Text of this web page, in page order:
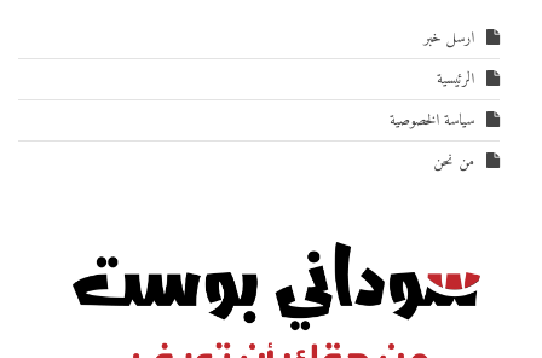
ارسل خبر
الرئيسية
سياسة الخصوصية
من نحن